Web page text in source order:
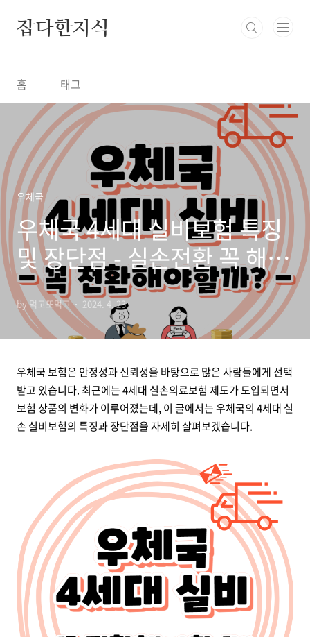
잡다한지식
홈 태그
우체국
우체국 4세대 실비보험 특징
및 장단점 - 실손전환 꼭 해야
할까?
by 먹고또먹고 2024. 4. 23.
우체국 보험은 안정성과 신뢰성을 바탕으로 많은 사람들에게 선택
받고 있습니다. 최근에는 4세대 실손의료보험 제도가 도입되면서
보험 상품의 변화가 이루어졌는데, 이 글에서는 우체국의 4세대 실
손 실비보험의 특징과 장단점을 자세히 살펴보겠습니다.